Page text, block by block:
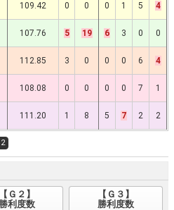
109.42 0 0 0 1 5 4
107.76 5 19 6 3 0 0
112.85 3 0 0 0 6 4
108.08 0 0 0 0 7 1
111.20 1 8 5 7 2 2
2
【Ｇ２】
勝利度数
【Ｇ３】
勝利度数